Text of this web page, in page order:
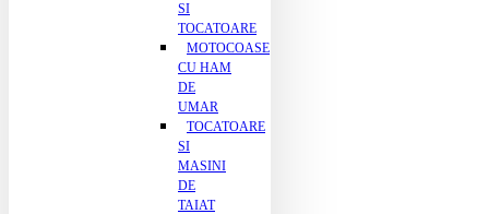
SI
TOCATOARE
MOTOCOASE
CU HAM
DE
UMAR
TOCATOARE
SI
MASINI
DE
TAIAT